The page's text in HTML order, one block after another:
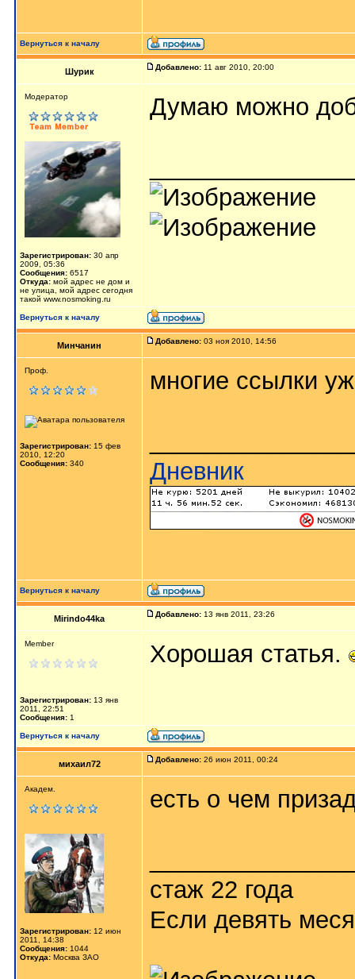
Вернуться к началу
Шурик Добавлено: 11 авг 2010, 20:00
Мoдератор
Зарегистрирован: 30 апр
2009, 05:36
Сообщения: 6517
Откуда: мой адрес не дом и
не улица, мой адрес сегодня
такой www.nosmoking.ru
Думаю можно
Вернуться к началу
Минчанин Добавлено: 03 ноя 2010, 14:56
Проф.
Зарегистрирован: 15 фев
2010, 12:20
Сообщения: 340
многие ссылки
Дневник
Вернуться к началу
Mirindo44ka Добавлено: 13 янв 2011, 23:26
Member
Зарегистрирован: 13 янв
2011, 22:51
Сообщения: 1
Хорошая статья.
Вернуться к началу
михаил72 Добавлено: 26 июн 2011, 00:24
Академ.
Зарегистрирован: 12 июн
2011, 14:38
Сообщения: 1044
Откуда: Москва ЗАО
есть о чем
стаж 22 года
Если девять